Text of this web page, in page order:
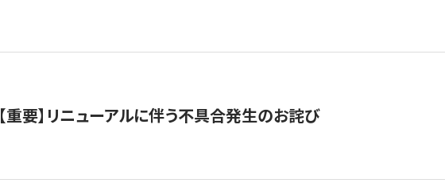
【重要】リニューアルに伴う不具合発生のお詫び